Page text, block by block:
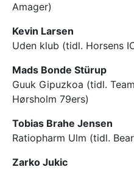
Amager)
Kevin Larsen
Uden klub (tidl. Horsens
Mads Bonde Stürup
Guuk Gipuzkoa (tidl.
Hørsholm 79ers)
Tobias Brahe Jensen
Ratiopharm Ulm (tidl.
Zarko Jukic